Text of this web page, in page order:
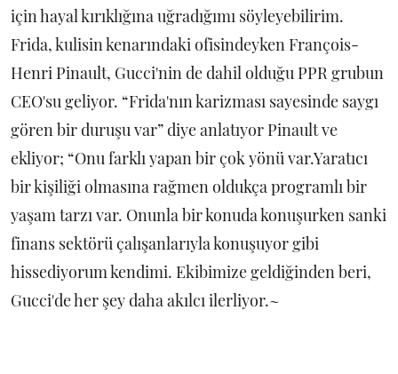
için hayal kırıklığına uğradığımı söyleyebilirim.
Frida, kulisin kenarındaki ofisindeyken François-
Henri Pinault, Gucci'nin de dahil olduğu PPR grubun
CEO'su geliyor. “Frida'nın karizması sayesinde saygı
gören bir duruşu var” diye anlatıyor Pinault ve
ekliyor; “Onu farklı yapan bir çok yönü var.Yaratıcı
bir kişiliği olmasına rağmen oldukça programlı bir
yaşam tarzı var. Onunla bir konuda konuşurken sanki
finans sektörü çalışanlarıyla konuşuyor gibi
hissediyorum kendimi. Ekibimize geldiğinden beri,
Gucci'de her şey daha akılcı ilerliyor.~